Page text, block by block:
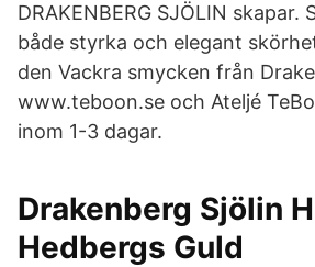
DRAKENBERG SJÖLIN skapar.
både styrka och elegant
den Vackra smycken från
www.teboon.se och Ateljé
inom 1-3 dagar.
Drakenberg Sjölin
Hedbergs Guld